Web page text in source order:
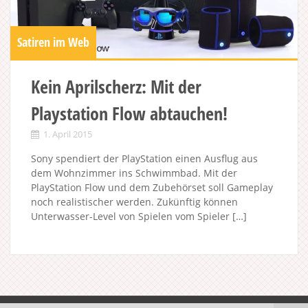
Satiren im Web
Kein Aprilscherz: Mit der
Playstation Flow abtauchen!
1. April 2015
Sony spendiert der PlayStation einen Ausflug aus
dem Wohnzimmer ins Schwimmbad. Mit der
PlayStation Flow und dem Zubehörset soll Gameplay
noch realistischer werden. Zukünftig können
Unterwasser-Level von Spielen vom Spieler […]